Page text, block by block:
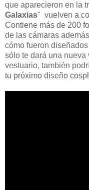
que aparecieron en la
Galaxias" vuelven a
Contiene más de 200
de las cámaras
cómo fueron
sólo te dará una
vestuario, también
tu próximo diseño